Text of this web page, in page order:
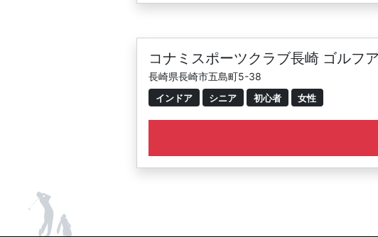
コナミスポーツクラブ長崎 ゴルフ
長崎県長崎市五島町5-38
インドア シニア 初心者 女性